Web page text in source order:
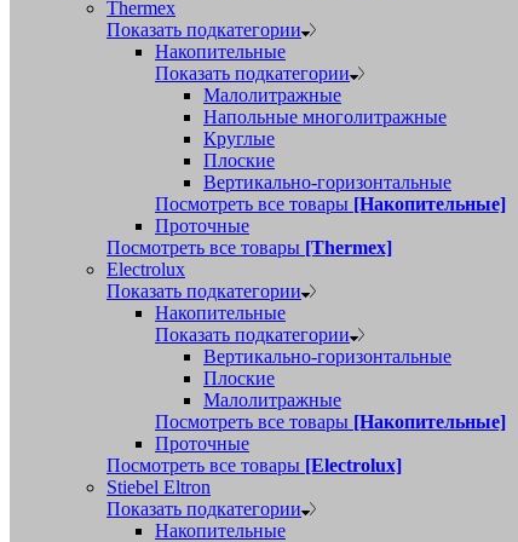
Thermex
Показать подкатегории
Накопительные
Показать подкатегории
Малолитражные
Напольные многолитражные
Круглые
Плоские
Вертикально-горизонтальные
Посмотреть все товары [Накопительные]
Проточные
Посмотреть все товары [Thermex]
Electrolux
Показать подкатегории
Накопительные
Показать подкатегории
Вертикально-горизонтальные
Плоские
Малолитражные
Посмотреть все товары [Накопительные]
Проточные
Посмотреть все товары [Electrolux]
Stiebel Eltron
Показать подкатегории
Накопительные